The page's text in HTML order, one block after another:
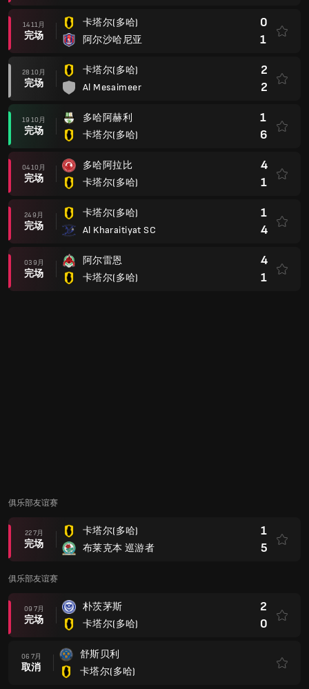
14 11月
完场
卡塔尔(多哈)
阿尔沙哈尼亚
0
1
28 10月
完场
卡塔尔(多哈)
Al Mesaimeer
2
2
19 10月
完场
多哈阿赫利
卡塔尔(多哈)
1
6
04 10月
完场
多哈阿拉比
卡塔尔(多哈)
4
1
24 9月
完场
卡塔尔(多哈)
Al Kharaitiyat SC
1
4
03 9月
完场
阿尔雷恩
卡塔尔(多哈)
4
1
俱乐部友谊赛
22 7月
完场
卡塔尔(多哈)
布莱克本 巡游者
1
5
俱乐部友谊赛
09 7月
完场
朴茨茅斯
卡塔尔(多哈)
2
0
06 7月
取消
舒斯贝利
卡塔尔(多哈)